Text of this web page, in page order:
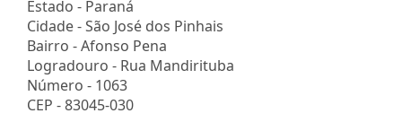
Estado - Paraná
Cidade -São José dos Pinhais
Bairro -Afonso Pena
Logradouro - Rua Mandirituba
Número - 1063
CEP -83045-030